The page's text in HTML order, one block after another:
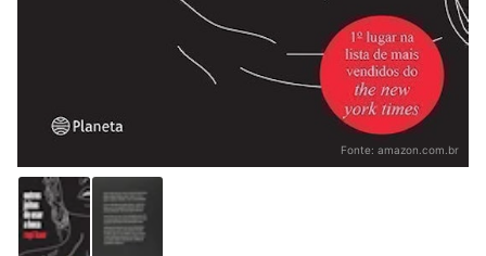
Fonte: amazon.com.br